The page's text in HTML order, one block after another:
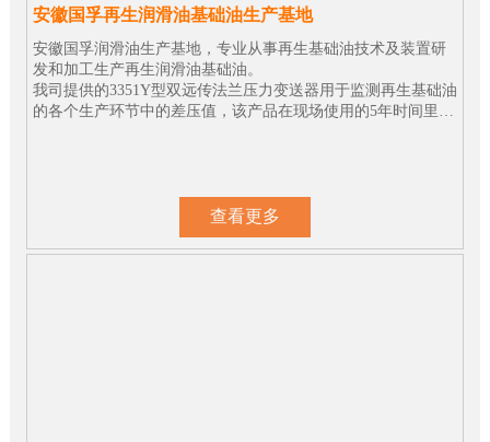
安徽国孚再生润滑油基础油生产基地
安徽国孚润滑油生产基地，专业从事再生基础油技术及装置研
发和加工生产再生润滑油基础油。
我司提供的3351Y型双远传法兰压力变送器用于监测再生基础油
的各个生产环节中的差压值，该产品在现场使用的5年时间里性
查看更多